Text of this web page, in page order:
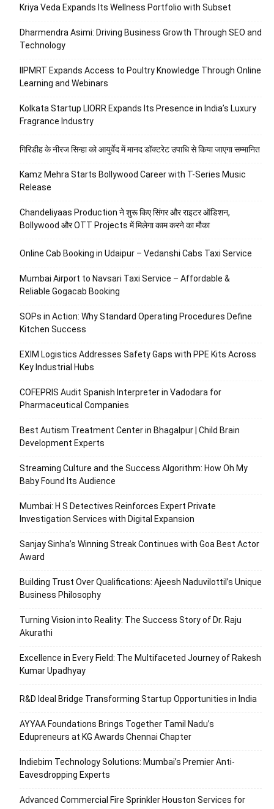
Kriya Veda Expands Its Wellness Portfolio with Subset
Dharmendra Asimi: Driving Business Growth Through SEO and
Technology
IIPMRT Expands Access to Poultry Knowledge Through Online
Learning and Webinars
Kolkata Startup LIORR Expands Its Presence in India’s Luxury
Fragrance Industry
गिरिडीह के नीरज सिन्हा को आयुर्वेद में मानद डॉक्टरेट उपाधि से किया जाएगा सम्मानित
Kamz Mehra Starts Bollywood Career with T-Series Music
Release
Chandeliyaas Production ने शुरू किए सिंगर और राइटर ऑडिशन,
Bollywood और OTT Projects में मिलेगा काम करने का मौका
Online Cab Booking in Udaipur – Vedanshi Cabs Taxi Service
Mumbai Airport to Navsari Taxi Service – Affordable &
Reliable Gogacab Booking
SOPs in Action: Why Standard Operating Procedures Define
Kitchen Success
EXIM Logistics Addresses Safety Gaps with PPE Kits Across
Key Industrial Hubs
COFEPRIS Audit Spanish Interpreter in Vadodara for
Pharmaceutical Companies
Best Autism Treatment Center in Bhagalpur | Child Brain
Development Experts
Streaming Culture and the Success Algorithm: How Oh My
Baby Found Its Audience
Mumbai: H S Detectives Reinforces Expert Private
Investigation Services with Digital Expansion
Sanjay Sinha’s Winning Streak Continues with Goa Best Actor
Award
Building Trust Over Qualifications: Ajeesh Naduvilottil’s Unique
Business Philosophy
Turning Vision into Reality: The Success Story of Dr. Raju
Akurathi
Excellence in Every Field: The Multifaceted Journey of Rakesh
Kumar Upadhyay
R&D Ideal Bridge Transforming Startup Opportunities in India
AYYAA Foundations Brings Together Tamil Nadu’s
Edupreneurs at KG Awards Chennai Chapter
Indiebim Technology Solutions: Mumbai’s Premier Anti-
Eavesdropping Experts
Advanced Commercial Fire Sprinkler Houston Services for